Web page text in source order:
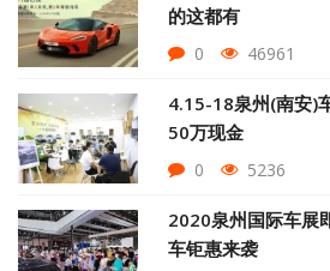
的这都有
0 46961
4.15-18泉州(南安)
50万现金
0 5236
2020泉州国际车展
车钜惠来袭